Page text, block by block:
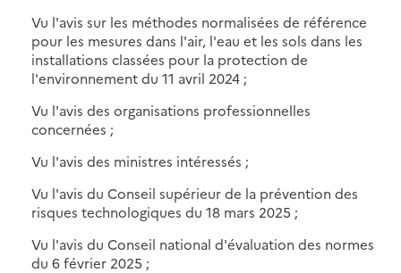
Vu l'avis sur les méthodes normalisées de référence
pour les mesures dans l'air, l'eau et les sols dans les
installations classées pour la protection de
l'environnement du 11 avril 2024 ;
Vu l'avis des organisations professionnelles
concernées ;
Vu l'avis des ministres intéressés ;
Vu l'avis du Conseil supérieur de la prévention des
risques technologiques du 18 mars 2025 ;
Vu l'avis du Conseil national d'évaluation des normes
du 6 février 2025 ;